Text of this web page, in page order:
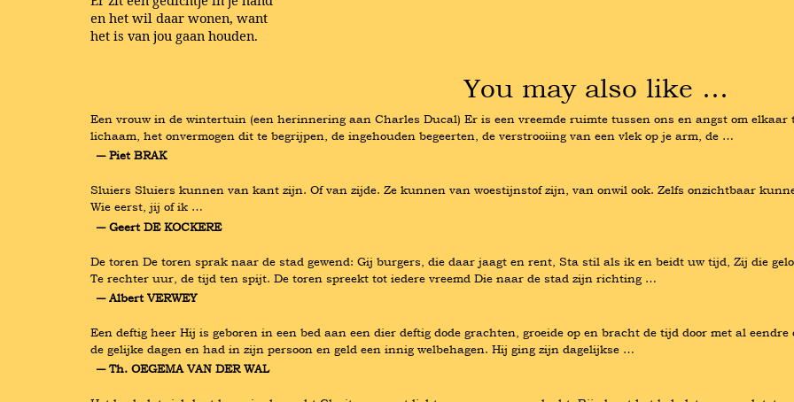
en het wil daar wonen, want
het is van jou gaan houden.
You may also like …
Een vrouw in de wintertuin (een herinnering aan Charles Ducal) Er is een vreemde ruimte tussen ons en angst om
lichaam, het onvermogen dit te begrijpen, de ingehouden begeerten, de verstrooiing van een vlek op je arm, de …
― Piet BRAK
Sluiers Sluiers kunnen van kant zijn. Of van zijde. Ze kunnen van woestijnstof zijn, van onwil ook. Zelfs onzichtbaar
Wie eerst, jij of ik …
― Geert DE KOCKERE
De toren De toren sprak naar de stad gewend: Gij burgers, die daar jaagt en rent, Sta stil als ik en beidt uw tijd, Zij die
Te rechter uur, de tijd ten spijt. De toren spreekt tot iedere vreemd Die naar de stad zijn richting …
― Albert VERWEY
Een deftig heer Hij is geboren in een bed aan een dier deftig dode grachten, groeide op en bracht de tijd door met al
de gelijke dagen en had in zijn persoon en geld een innig welbehagen. Hij ging zijn dagelijkse …
― Th. OEGEMA VAN DER WAL